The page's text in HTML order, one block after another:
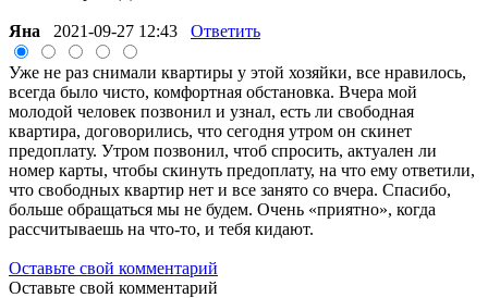
Яна 2021-09-27 12:43 Ответить
Уже не раз снимали квартиры у этой хозяйки, все нравилось,
всегда было чисто, комфортная обстановка. Вчера мой
молодой человек позвонил и узнал, есть ли свободная
квартира, договорились, что сегодня утром он скинет
предоплату. Утром позвонил, чтоб спросить, актуален ли
номер карты, чтобы скинуть предоплату, на что ему ответили,
что свободных квартир нет и все занято со вчера. Спасибо,
больше обращаться мы не будем. Очень «приятно», когда
рассчитываешь на что-то, и тебя кидают.
Оставьте свой комментарий
Оставьте свой комментарий